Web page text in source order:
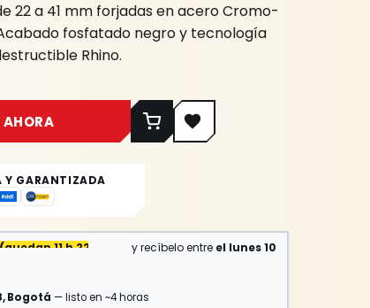
22 a 41 mm forjadas en acero Cromo-
fosfatado negro y tecnología
Rhino.
AHORA
Y GARANTIZADA
(quedan 11 h 22 min y recíbelo entre el lunes 10
Bogotá — listo en ~4 horas